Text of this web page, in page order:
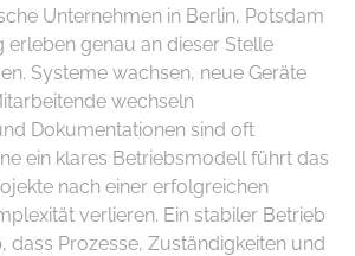
Unternehmen in Berlin, Potsdam
genau an dieser Stelle
Systeme wachsen, neue Geräte
wechseln
Dokumentationen sind oft
ein klares Betriebsmodell führt das
nach einer erfolgreichen
verlieren. Ein stabiler Betrieb
dass Prozesse, Zuständigkeiten und